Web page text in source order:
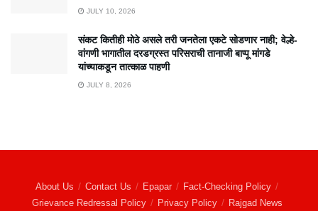
JULY 10, 2026
संकट कितीही मोठे असले तरी जनतेला एकटे सोडणार नाही; वेल्हे-
वांगणी भागातील दरडग्रस्त परिसराची तानाजी बाप्पू मांगडे
यांच्याकडून तात्काळ पाहणी
JULY 8, 2026
About Us Contact Us Epapar
Fact-Checking Policy
Grievance Redressal Policy
Privacy Policy Rajgad News